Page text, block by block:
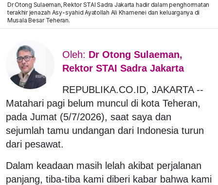
Dr Otong Sulaeman, Rektor STAI Sadra Jakarta hadir dalam penghormatan
terakhir jenazah Asy-syahid Ayatollah Ali Khamenei dan keluarganya di
Musala Besar Teheran.
Oleh: Dr Otong Sulaeman,
Rektor STAI Sadra Jakarta
REPUBLIKA.CO.ID, JAKARTA --
Matahari pagi belum muncul di kota Teheran,
pada Jumat (5/7/2026), saat saya dan
sejumlah tamu undangan dari Indonesia turun
dari pesawat.
Dalam keadaan masih lelah akibat perjalanan
panjang, tiba-tiba kami diberi kabar bahwa kami